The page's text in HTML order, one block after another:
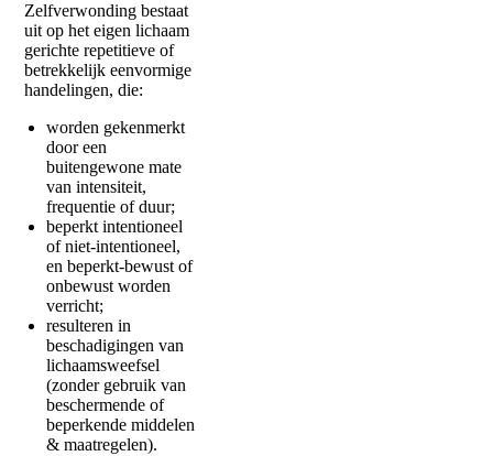
Zelfverwonding bestaat
uit op het eigen lichaam
gerichte repetitieve of
betrekkelijk eenvormige
handelingen, die:
worden gekenmerkt
door een
buitengewone mate
van intensiteit,
frequentie of duur;
beperkt intentioneel
of niet-intentioneel,
en beperkt-bewust of
onbewust worden
verricht;
resulteren in
beschadigingen van
lichaamsweefsel
(zonder gebruik van
beschermende of
beperkende middelen
& maatregelen).